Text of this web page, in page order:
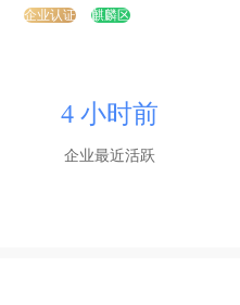
企业认证 麒麟区
4 小时前
企业最近活跃